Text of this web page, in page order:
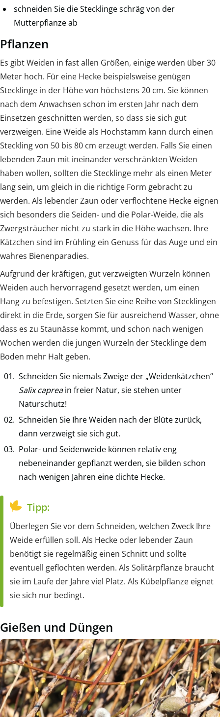
schneiden Sie die Stecklinge schräg von der
Mutterpflanze ab
Pflanzen
Es gibt Weiden in fast allen Größen, einige werden über 30
Meter hoch. Für eine Hecke beispielsweise genügen
Stecklinge in der Höhe von höchstens 20 cm. Sie können
nach dem Anwachsen schon im ersten Jahr nach dem
Einsetzen geschnitten werden, so dass sie sich gut
verzweigen. Eine Weide als Hochstamm kann durch einen
Steckling von 50 bis 80 cm erzeugt werden. Falls Sie einen
lebenden Zaun mit ineinander verschränkten Weiden
haben wollen, sollten die Stecklinge mehr als einen Meter
lang sein, um gleich in die richtige Form gebracht zu
werden. Als lebender Zaun oder verflochtene Hecke eignen
sich besonders die Seiden- und die Polar-Weide, die als
Zwergsträucher nicht zu stark in die Höhe wachsen. Ihre
Kätzchen sind im Frühling ein Genuss für das Auge und ein
wahres Bienenparadies.
Aufgrund der kräftigen, gut verzweigten Wurzeln können
Weiden auch hervorragend gesetzt werden, um einen
Hang zu befestigen. Setzten Sie eine Reihe von Stecklingen
direkt in die Erde, sorgen Sie für ausreichend Wasser, ohne
dass es zu Staunässe kommt, und schon nach wenigen
Wochen werden die jungen Wurzeln der Stecklinge dem
Boden mehr Halt geben.
Schneiden Sie niemals Zweige der „Weidenkätzchen“
Salix capreain freier Natur, sie stehen unter
Naturschutz!
Schneiden Sie Ihre Weiden nach der Blüte zurück,
dann verzweigt sie sich gut.
Polar- und Seidenweide können relativ eng
nebeneinander gepflanzt werden, sie bilden schon
nach wenigen Jahren eine dichte Hecke.
Tipp:
Überlegen Sie vor dem Schneiden, welchen Zweck Ihre
Weide erfüllen soll. Als Hecke oder lebender Zaun
benötigt sie regelmäßig einen Schnitt und sollte
eventuell geflochten werden. Als Solitärpflanze braucht
sie im Laufe der Jahre viel Platz. Als Kübelpflanze eignet
sie sich nur bedingt.
Gießen und Düngen